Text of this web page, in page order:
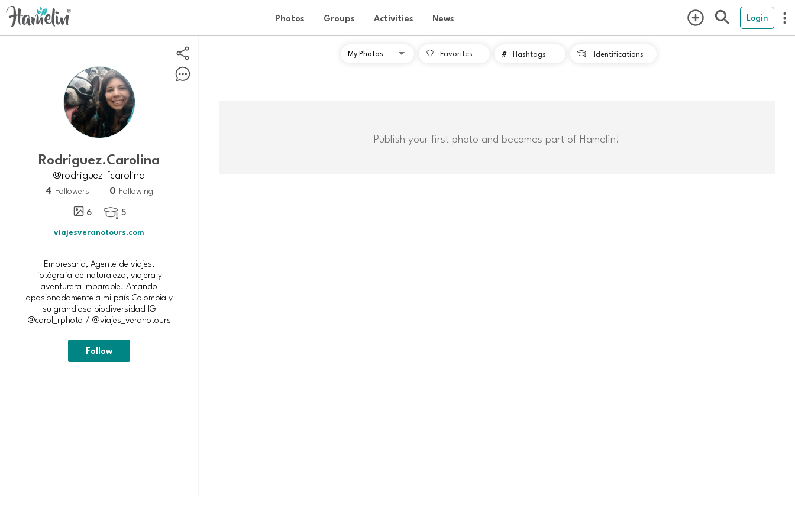
Photos Groups Activities News Login
Rodriguez.Carolina
@rodriguez_fcarolina
4 Followers 0 Following
6
 5
viajesveranotours.com
Empresaria, Agente de viajes,
fotógrafa de naturaleza, viajera y
aventurera imparable. Amando
apasionadamente a mi país Colombia y
su grandiosa biodiversidad IG
@carol_rphoto / @viajes_veranotours
Follow
Favorites # Hashtags  Identifications
Publish your first photo and becomes part of Hamelin!